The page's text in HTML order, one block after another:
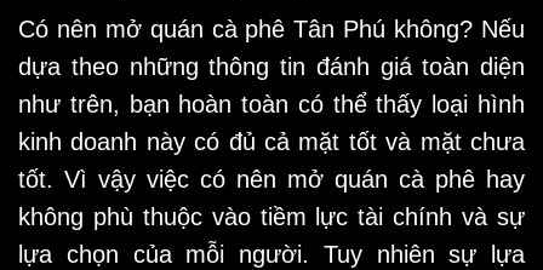
Có nên mở quán cà phê Tân Phú không? Nếu
dựa theo những thông tin đánh giá toàn diện
như trên, bạn hoàn toàn có thể thấy loại hình
kinh doanh này có đủ cả mặt tốt và mặt chưa
tốt. Vì vậy việc có nên mở quán cà phê hay
không phù thuộc vào tiềm lực tài chính và sự
lựa chọn của mỗi người. Tuy nhiên sự lựa